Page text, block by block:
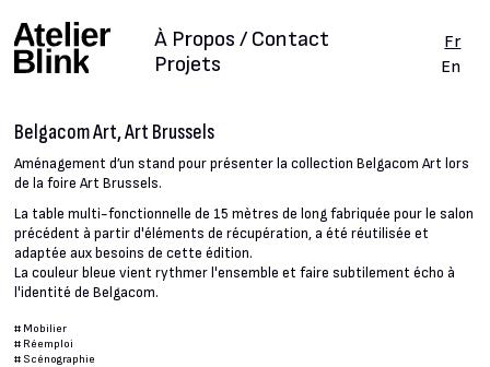
Projets
À Propos / Contact
Fr
En
Belgacom Art, Art Brussels
Aménagement d’un stand pour présenter la collection Belgacom Art lors
de la foire Art Brussels.
La table multi-fonctionnelle de 15 mètres de long fabriquée pour le salon
précédent à partir d'éléments de récupération, a été réutilisée et
adaptée aux besoins de cette édition.
La couleur bleue vient rythmer l'ensemble et faire subtilement écho à
l'identité de Belgacom.
# Mobilier
# Réemploi
# Scénographie